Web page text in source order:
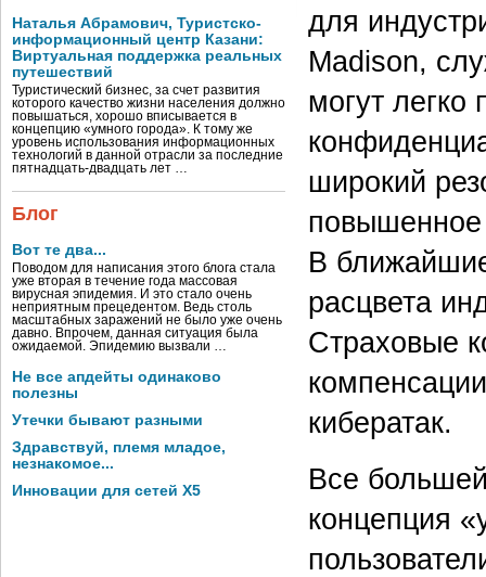
Наталья Абрамович, Туристско-
информационный центр Казани:
Виртуальная поддержка реальных
путешествий
Туристический бизнес, за счет развития
которого качество жизни населения должно
повышаться, хорошо вписывается в
концепцию «умного города». К тому же
уровень использования информационных
технологий в данной отрасли за последние
пятнадцать-двадцать лет …
Блог
Вот те два...
Поводом для написания этого блога стала
уже вторая в течение года массовая
вирусная эпидемия. И это стало очень
неприятным прецедентом. Ведь столь
масштабных заражений не было уже очень
давно. Впрочем, данная ситуация была
ожидаемой. Эпидемию вызвали …
Не все апдейты одинаково
полезны
Утечки бывают разными
Здравствуй, племя младое,
незнакомое...
Инновации для сетей X5
для
Madison,
могут легко
широкий
повышенное
В
расцвета
Страховые
кибератак.
Все
концепция